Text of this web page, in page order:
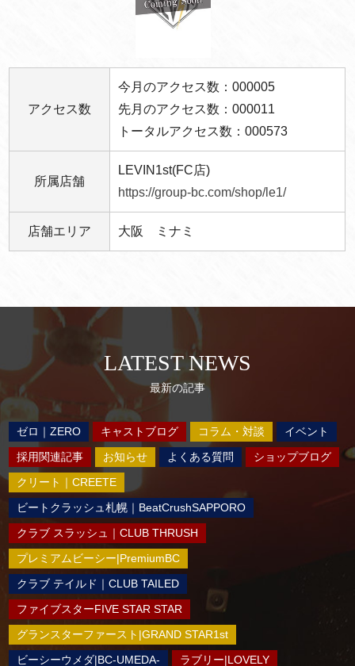
アクセス数
今月のアクセス数：000005
先月のアクセス数：000011
トータルアクセス数：000573
所属店舗
LEVIN1st(FC店)
https://group-bc.com/shop/le1/
店舗エリア 大阪 ミナミ
LATEST NEWS
最新の記事
ゼロ｜ZERO キャストブログ コラム・対談
イベント
採用関連記事
お知らせ よくある質問
ショップブログ
クリート｜CREETE
ビートクラッシュ札幌｜BeatCrushSAPPORO
クラブ スラッシュ｜CLUB THRUSH
プレミアムビーシー|PremiumBC
クラブ テイルド｜CLUB TAILED
ファイブスターFIVE STAR STAR
グランスターファースト|GRAND STAR1st
ビーシーウメダ|BC-UMEDA-
ラブリー|LOVELY